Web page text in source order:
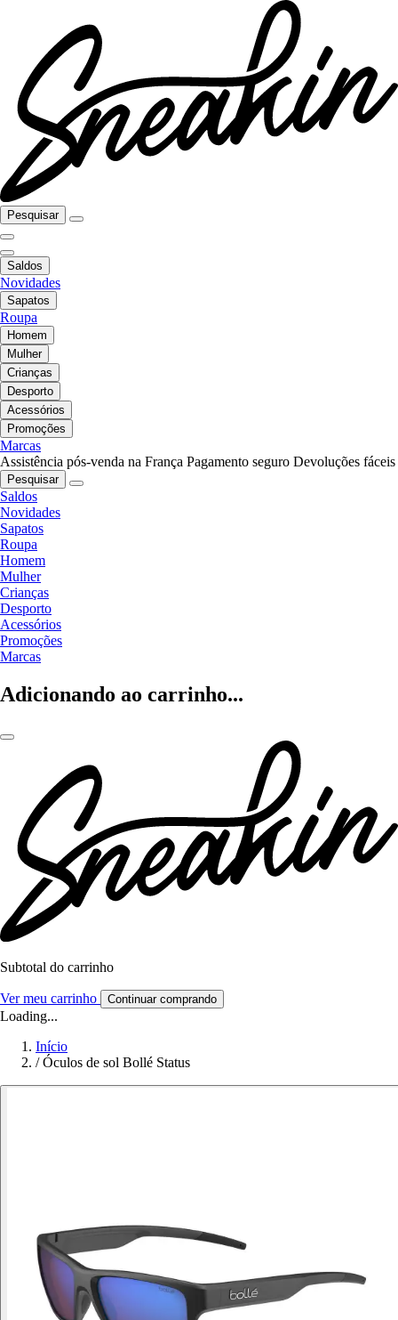
Pesquisar
Saldos
Novidades
Sapatos
Roupa
Homem
Mulher
Crianças
Desporto
Acessórios
Promoções
Marcas
Assistência pós-venda na França Pagamento seguro Devoluções fáceis
Pesquisar
Saldos
Novidades
Sapatos
Roupa
Homem
Mulher
Crianças
Desporto
Acessórios
Promoções
Marcas
Adicionando ao carrinho...
Subtotal do carrinho
Ver meu carrinho Continuar comprando
Loading...
Início
/ Óculos de sol Bollé Status